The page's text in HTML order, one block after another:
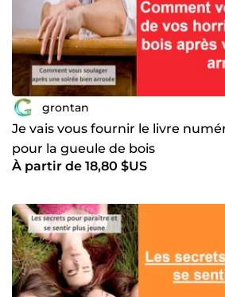
grontan
Je vais vous fournir le livre
pour la gueule de bois
À partir de 18,80 $US